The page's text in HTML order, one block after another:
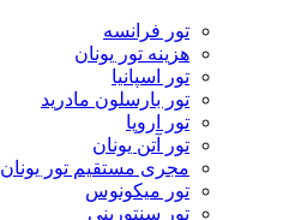
تور فرانسه
هزینه تور یونان
تور اسپانیا
تور بارسلون مادرید
تور اروپا
تور آتن یونان
مجری مستقیم تور یونان
تور میکونوس
تور سنتورینی